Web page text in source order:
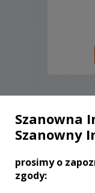
Szanowna
Szanowny
prosimy o
zgody: